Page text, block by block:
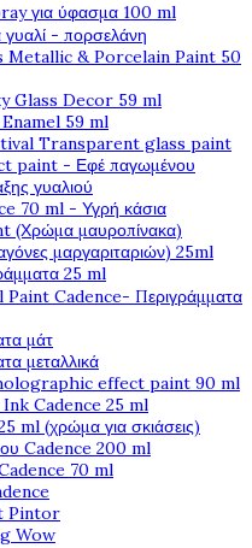
για ύφασμα 100 ml
- πορσελάνη
Metallic & Porcelain Paint 50
Glass Decor 59 ml
59 ml
Transparent glass paint
paint - Εφέ παγωμένου
γυαλιού
70 ml - Υγρή κάσια
(Χρώμα μαυροπίνακα)
μαργαριταριών) 25ml
25 ml
Cadence- Περιγράμματα
μάτ
μεταλλικά
holographic effect paint 90 ml
Cadence 25 ml
ml (χρώμα για σκιάσεις)
Cadence 200 ml
70 ml
Pintor
Wow